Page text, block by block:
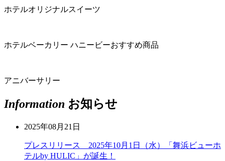
ホテルオリジナルスイーツ
ホテルベーカリー ハニービーおすすめ商品
アニバーサリー
Information お知らせ
2025年08月21日
プレスリリース 2025年10月1日（水）「舞浜ビューホ
テルby HULIC」が誕生！